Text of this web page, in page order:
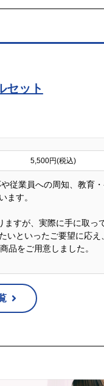
は削除・利用の停止・消
問合せ先」をご覧下さ
商品の発送及びアフター
ません。
セット
5,500円(税込)
従業員への周知、教育
ます。
ますが、実際に手に取っ
いといったご要望に応え、
品をご用意しました。